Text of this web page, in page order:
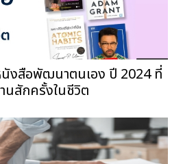
งสือพัฒนาตนเอง ปี 2024 ที่
นสักครั้งในชีวิต